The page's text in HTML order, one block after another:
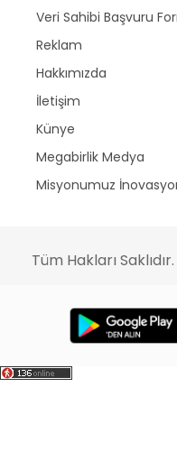
Veri Sahibi Başvuru
Reklam
Hakkımızda
İletişim
Künye
Megabirlik Medya
Misyonumuz
Tüm Hakları